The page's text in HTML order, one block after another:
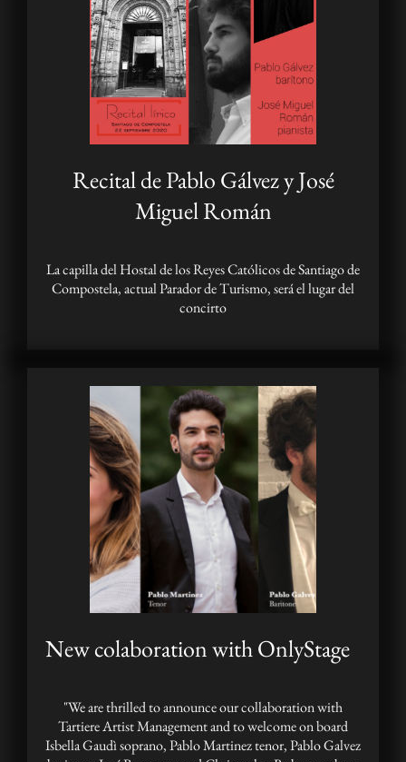
Recital de Pablo Gálvez y José
Miguel Román
La capilla del Hostal de los Reyes Católicos de Santiago de
Compostela, actual Parador de Turismo, será el lugar del
concirto
New colaboration with OnlyStage
"We are thrilled to announce our collaboration with
Tartiere Artist Management and to welcome on board
Isbella Gaudì soprano, Pablo Martinez tenor, Pablo Galvez